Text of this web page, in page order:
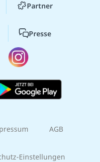
Partner
Presse
AGB
Einstellungen